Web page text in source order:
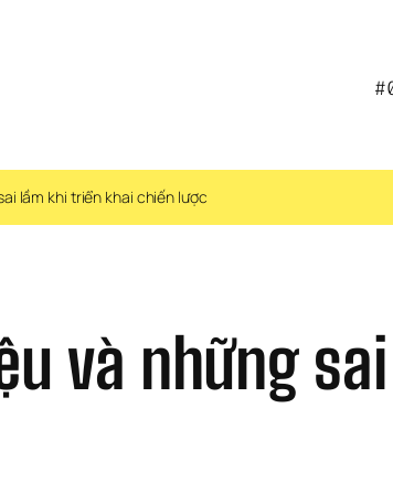
lầm khi triển khai chiến lược
và những